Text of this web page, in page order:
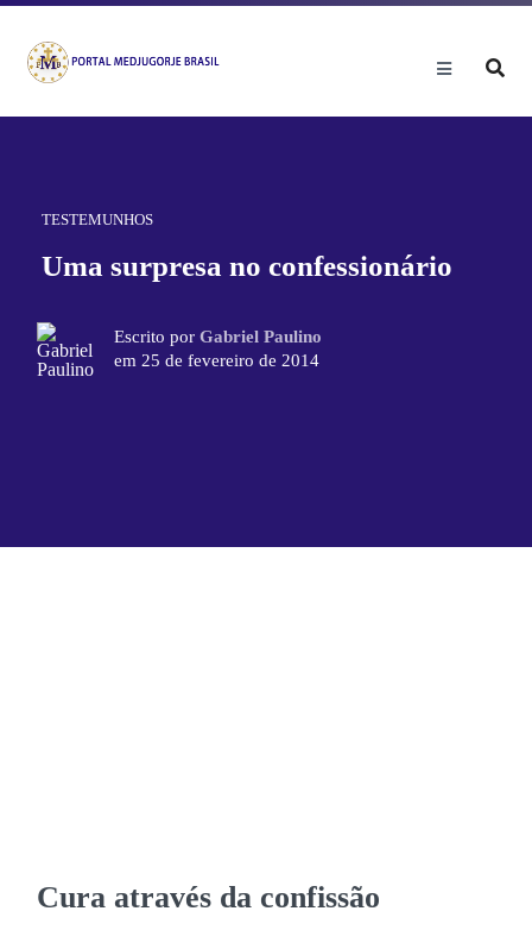
TESTEMUNHOS
Uma surpresa no confessionário
Escrito por Gabriel Paulino
em 25 de fevereiro de 2014
Cura através da confissão